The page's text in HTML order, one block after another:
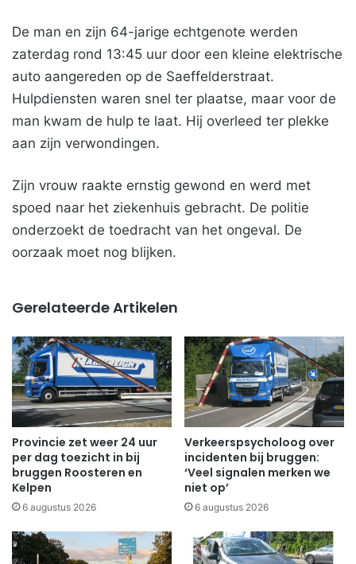
De man en zijn 64-jarige echtgenote werden
zaterdag rond 13:45 uur door een kleine elektrische
auto aangereden op de Saeffelderstraat.
Hulpdiensten waren snel ter plaatse, maar voor de
man kwam de hulp te laat. Hij overleed ter plekke
aan zijn verwondingen.
Zijn vrouw raakte ernstig gewond en werd met
spoed naar het ziekenhuis gebracht. De politie
onderzoekt de toedracht van het ongeval. De
oorzaak moet nog blijken.
Gerelateerde Artikelen
Provincie zet weer 24 uur
per dag toezicht in bij
bruggen Roosteren en
Kelpen
6 augustus 2026
Verkeerspsycholoog over
incidenten bij bruggen:
‘Veel signalen merken we
niet op’
6 augustus 2026